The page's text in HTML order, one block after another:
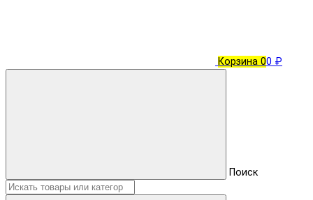
Корзина 00 ₽
Поиск